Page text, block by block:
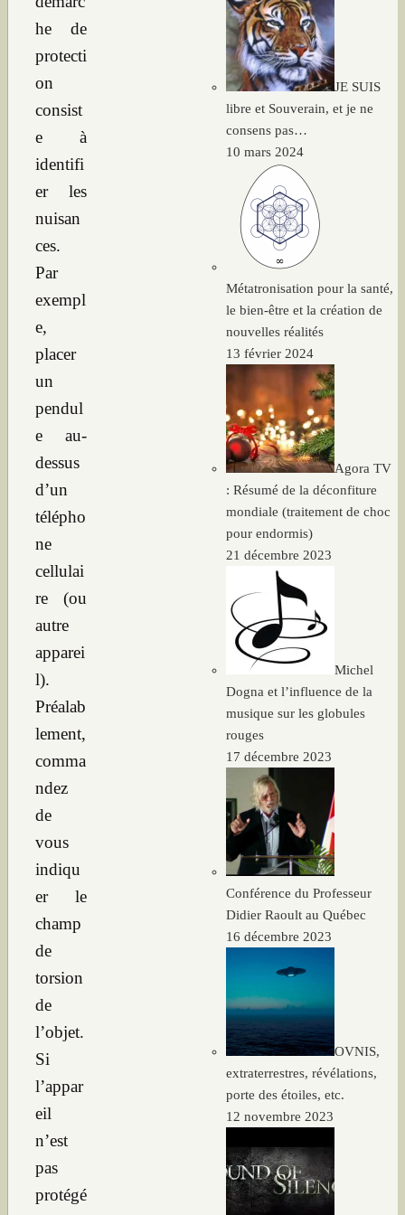
he de
protecti
on
consist
e à
identifi
er les
nuisan
ces.
Par
exempl
e,
placer
un
pendul
e au-
dessus
d’un
télépho
ne
cellulai
re (ou
autre
apparei
l).
Préalab
lement,
comma
ndez
de
vous
indiqu
er le
champ
de
torsion
de
l’objet.
Si
l’appar
eil
n’est
pas
protégé
JE SUIS
libre et Souverain, et je ne
consens pas…
10 mars 2024
Métatronisation pour la santé,
le bien-être et la création de
nouvelles réalités
13 février 2024
Agora TV
: Résumé de la déconfiture
mondiale (traitement de choc
pour endormis)
21 décembre 2023
Michel
Dogna et l’influence de la
musique sur les globules
rouges
17 décembre 2023
Conférence du Professeur
Didier Raoult au Québec
16 décembre 2023
OVNIS,
extraterrestres, révélations,
porte des étoiles, etc.
12 novembre 2023